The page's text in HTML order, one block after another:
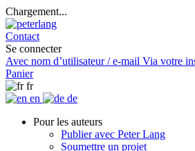
Chargement...
Contact
Se connecter
Avec nom d’utilisateur / e-mail Via votre
Panier
fr
en
de
Pour les auteurs
Publier avec Peter Lang
Soumettre un projet